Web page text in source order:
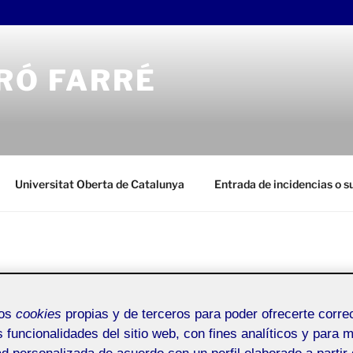
FARRÉ
Universitat Oberta de Catalunya Entrada de incidencias o
de Lucky
por:
cookies propias y de terceros para poder ofrecerte
funcionalidades del sitio web, con fines analíticos y para